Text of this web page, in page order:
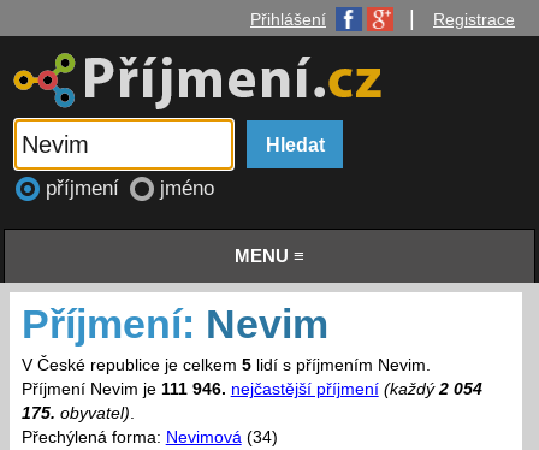
Přihlášení Registrace
příjmení jméno
MENU ≡
Příjmení: Nevim
V České republice je celkem 5lidí s příjmením Nevim.
Příjmení Nevim je 111 946. nejčastější příjmení (každý2 054
175. obyvatel).
Přechýlená forma: Nevimová(34)